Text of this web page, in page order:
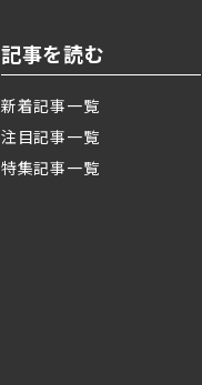
記事を読む
新着記事一覧
注目記事一覧
特集記事一覧